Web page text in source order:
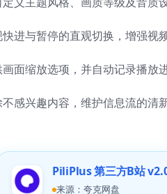
进与暂停的直观切换，增强视
面缩放选项，并自动记录播放
感兴趣内容，维护信息流的清
PiliPlus 第三方B站
来源：夸克网盘